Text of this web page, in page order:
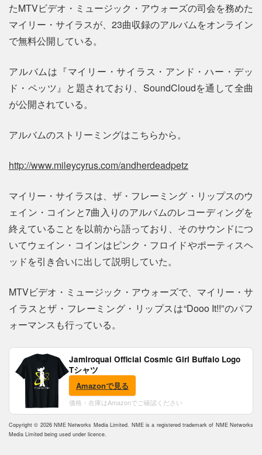
たMTVビデオ・ミュージック・アウォーズの司会を務めた
マイリー・サイラスが、23曲収録のアルバムをオンライン
で無料公開している。
アルバムは『マイリー・サイラス・アンド・ハー・デッ
ド・ペッツ』と題されており、SoundCloudを通して全曲
が公開されている。
アルバムのストリーミングはこちらから。
http://www.mileycyrus.com/andherdeadpetz
マイリー・サイラスは、ザ・フレーミング・リップスのウ
ェイン・コインと7曲入りのアルバムのレコーディングを
終えていることを以前から語っており、そのサウンドにつ
いてウェイン・コインはピンク・フロイドやポーティスヘ
ッドを引き合いに出して説明していた。
MTVビデオ・ミュージック・アウォーズで、マイリー・サ
イラスとザ・フレーミング・リップスは“Dooo It!!”のパフ
ォーマンスも行っている。
Jamiroquai Official Cosmic Girl Buffalo Logo
Tシャツ
Amazonで見る
価格・在庫はAmazonでご確認ください
Copyright © 2026 NME Networks Media Limited. NME is a registered trademark of NME Networks
Media Limited being used under licence.